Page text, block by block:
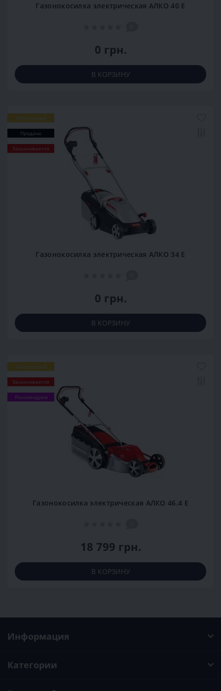
Газонокосилка электрическая АЛКО 40 Е
0 грн.
В КОРЗИНУ
Популярный
Продано
Заканчивается
Газонокосилка электрическая АЛКО 34 Е
0 грн.
В КОРЗИНУ
Популярный
Заканчивается
Рекомендуем
Газонокосилка электрическая АЛКО 46.4 Е
18 799 грн.
В КОРЗИНУ
Информация
Категории